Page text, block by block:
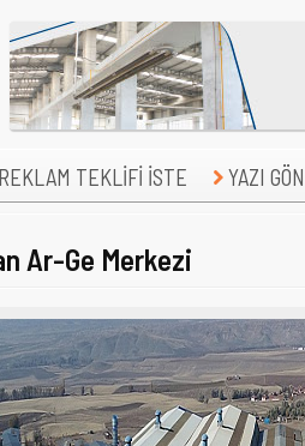
REKLAM TEKLİFİ İSTE YAZI
Ar-Ge Merkezi